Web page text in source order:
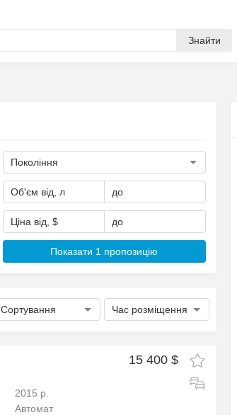
Знайти
Покоління
Об'єм від, л до
Ціна від, $ до
Показати 1 пропозицію
Сортування Час розміщення
15 400 $
2015 р.
Автомат